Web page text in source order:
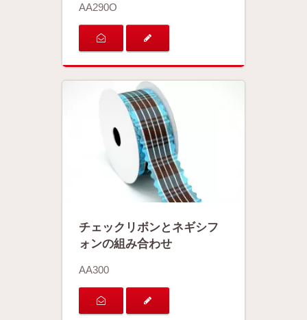
AA290O
チェックリボンとネギシフ
ォンの組み合わせ
AA300